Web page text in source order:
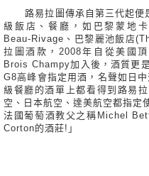
路易拉圖傳承自第三代起便
級飯店、餐廳，如巴黎蒙地
Beau-Rivage、巴黎麗池飯店
拉圖酒款，2008年自從美國
Brois Champy加入後，酒質更
G8高峰會指定用酒，名聲如日
級餐廳的酒單上都看得到路易
空、日本航空、達美航空都指定
法國葡萄酒教父之稱Michel
Corton的酒莊!」